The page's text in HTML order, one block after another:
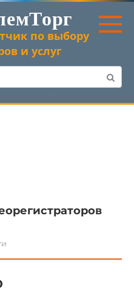
по выбору
и услуг